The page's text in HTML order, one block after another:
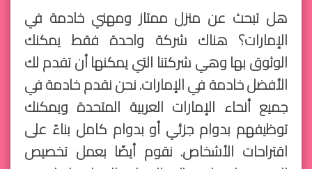
هل تبحث عن منزل ممتاز ومهني خادمة في
الإمارات؟ هناك شركة واحدة فقط يمكنك
الوثوق بها وهي شركتنا التي يمكنها أن تقدم لك
الأفضل خادمة في الإمارات. نحن نقدم خادمة في
جميع أنحاء الإمارات العربية المتحدة ويمكنك
توظيفهم بدوام جزئي أو بدوام كامل بناءً على
اقتراحات الأشخاص. نقوم أيضًا بعمل تخصيص